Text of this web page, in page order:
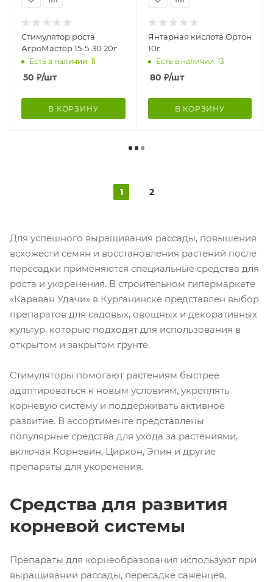
Стимулятор роста
АгроМастер 15-5-30 20г
Есть в наличии: 11
50 ₽/шт
В КОРЗИНУ
Янтарная кислота Ортон
10г
Есть в наличии: 13
80 ₽/шт
В КОРЗИНУ
1 2
Для успешного выращивания рассады, повышения
всхожести семян и восстановления растений после
пересадки применяются специальные средства для
роста и укоренения. В строительном гипермаркете
«Караван Удачи» в Курганинске представлен выбор
препаратов для садовых, овощных и декоративных
культур, которые подходят для использования в
открытом и закрытом грунте.
Стимуляторы помогают растениям быстрее
адаптироваться к новым условиям, укреплять
корневую систему и поддерживать активное
развитие. В ассортименте представлены
популярные средства для ухода за растениями,
включая Корневин, Циркон, Эпин и другие
препараты для укоренения.
Средства для развития
корневой системы
Препараты для корнеобразования используют при
выращивании рассады, пересадке саженцев,